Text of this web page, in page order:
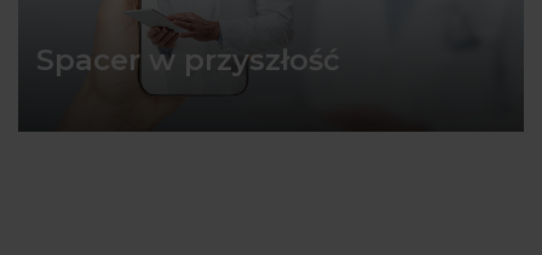
Spacer w przyszłość